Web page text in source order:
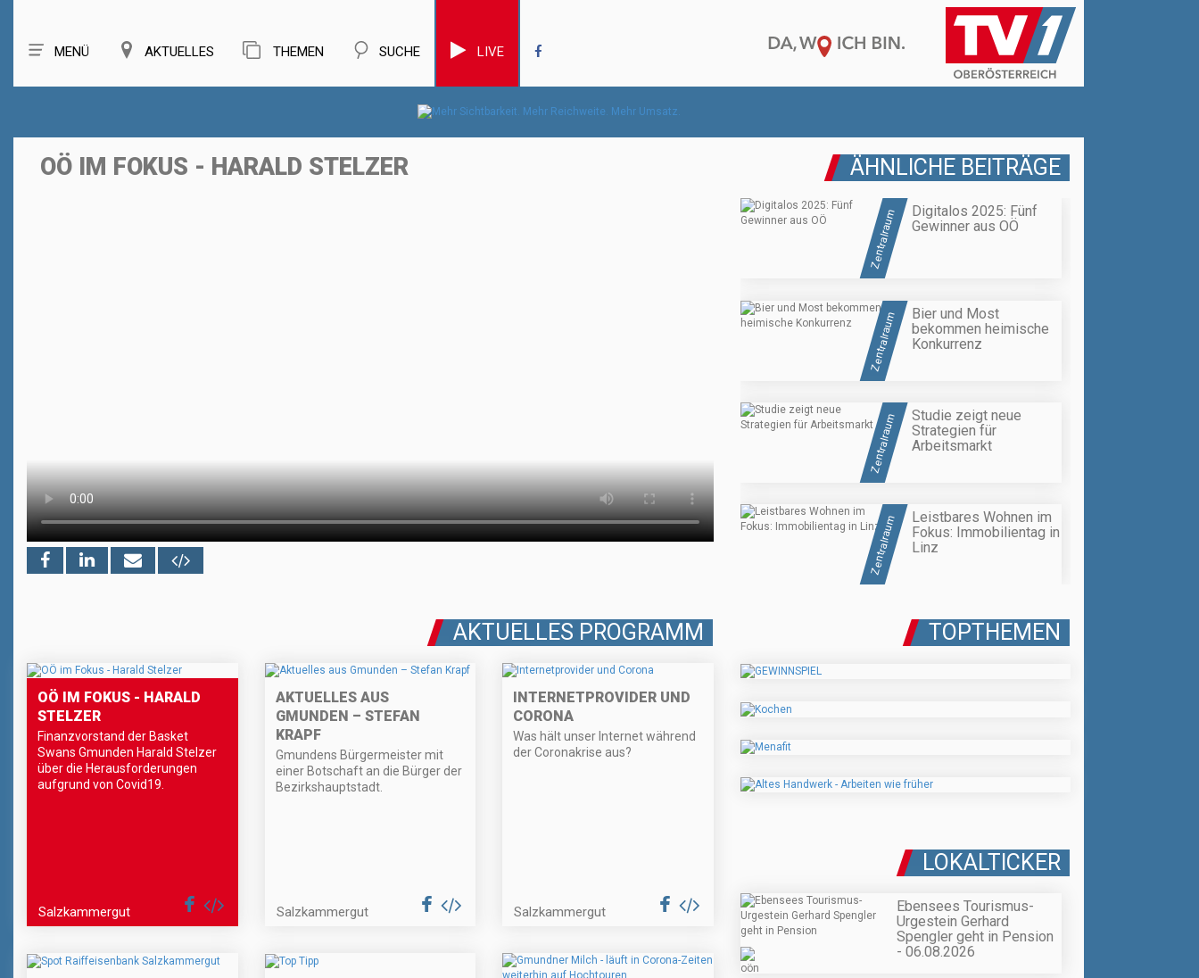
MENÜ AKTUELLES THEMEN SUCHE LIVE
OÖ IM FOKUS - HARALD STELZER ÄHNLICHE BEITRÄGE
Zentralraum
Digitalos 2025: Fünf
Gewinner aus OÖ
Zentralraum
Bier und Most
bekommen heimische
Konkurrenz
Zentralraum
Studie zeigt neue
Strategien für
Arbeitsmarkt
Zentralraum
Leistbares Wohnen im
Fokus: Immobilientag in
Linz
AKTUELLES PROGRAMM
OÖ IM FOKUS - HARALD
STELZER
Finanzvorstand der Basket
Swans Gmunden Harald Stelzer
über die Herausforderungen
aufgrund von Covid19.
Salzkammergut
AKTUELLES AUS
GMUNDEN – STEFAN
KRAPF
Gmundens Bürgermeister mit
einer Botschaft an die Bürger der
Bezirkshauptstadt.
Salzkammergut
INTERNETPROVIDER UND
CORONA
Was hält unser Internet während
der Coronakrise aus?
Salzkammergut
TOPTHEMEN
LOKALTICKER
Ebensees Tourismus-
Urgestein Gerhard
Spengler geht in Pension
- 06.08.2026